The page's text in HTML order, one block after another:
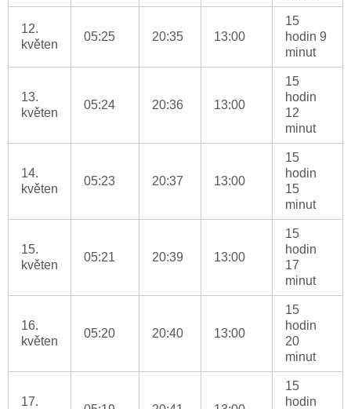
12.
květen
05:25 20:35 13:00
15
hodin 9
minut
13.
květen
05:24 20:36 13:00
15
hodin
12
minut
14.
květen
05:23 20:37 13:00
15
hodin
15
minut
15.
květen
05:21 20:39 13:00
15
hodin
17
minut
16.
květen
05:20 20:40 13:00
15
hodin
20
minut
17.
15
hodin